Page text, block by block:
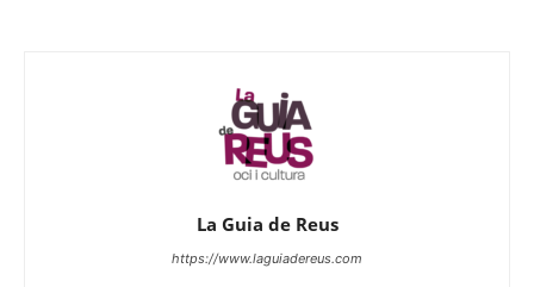
La Guia de Reus
https://www.laguiadereus.com